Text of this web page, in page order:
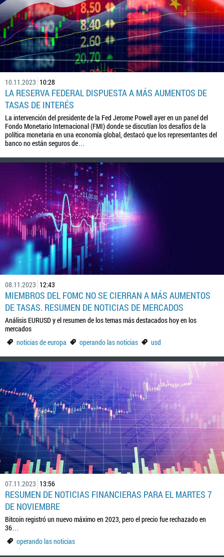
10.11.2023 10:28
LA RESERVA FEDERAL DISPUESTA A MÁS AUMENTOS DE
TASAS DE INTERÉS
La intervención del presidente de la Fed Jerome Powell ayer en un panel del
Fondo Monetario Internacional (FMI) donde se discutían los desafíos de la
política monetaria en una economía global, destacó que los representantes del
banco no están seguros de…
08.11.2023 12:43
MIEMBROS DEL FOMC NO SE CIERRAN A MÁS AUMENTOS
DE TASAS. RESUMEN DE NOTICIAS DE MERCADOS
Análisis EURUSD y el resumen de los temas más destacados hoy en los
mercados
noticias de europa
operando las noticias usd
07.11.2023 13:56
RESUMEN DE NOTICIAS FINANCIERAS PARA EL MARTES 7
DE NOVIEMBRE
Bitcoin registró un nuevo máximo en 2023, pero el precio fue rechazado en
36…
operando las noticias